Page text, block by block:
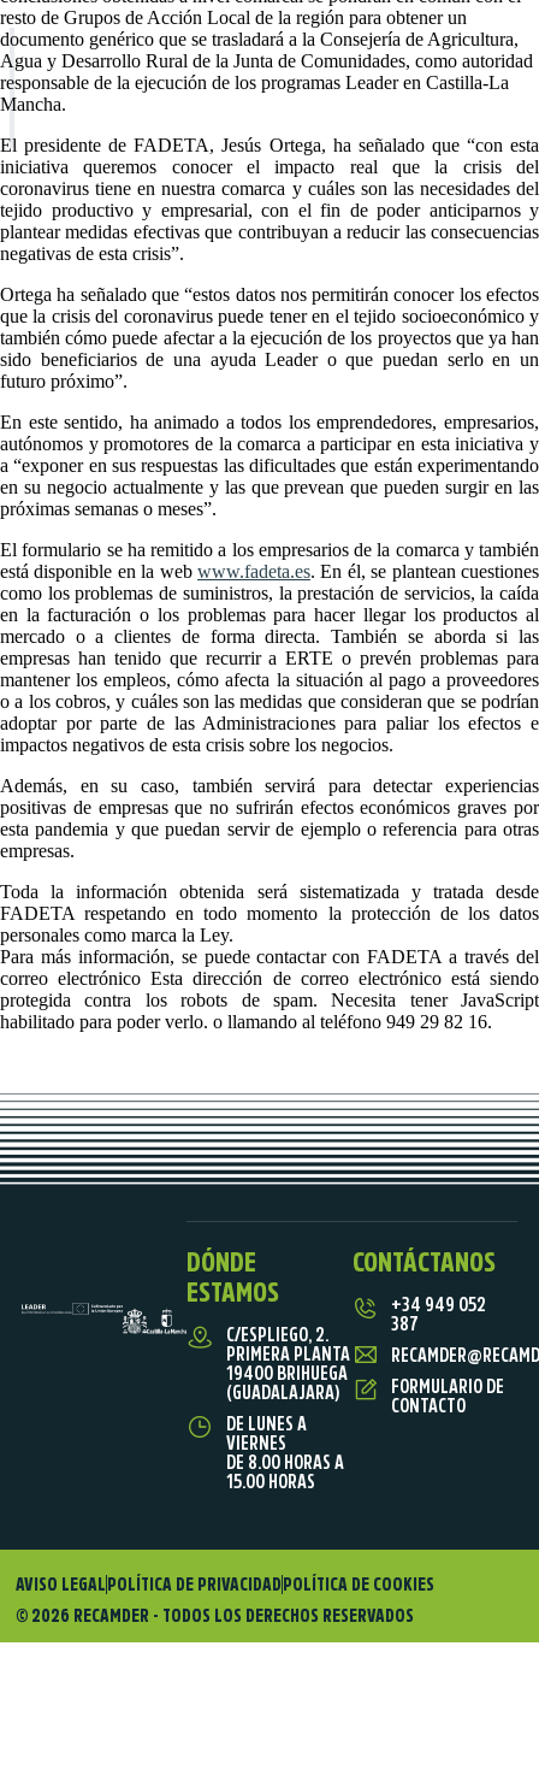
resto de Grupos de Acción Local de la región para obtener un
documento genérico que se trasladará a la Consejería de Agricultura,
Agua y Desarrollo Rural de la Junta de Comunidades, como autoridad
responsable de la ejecución de los programas Leader en Castilla-La
Mancha.
El presidente de FADETA, Jesús Ortega, ha señalado que “con esta
iniciativa queremos conocer el impacto real que la crisis del
coronavirus tiene en nuestra comarca y cuáles son las necesidades del
tejido productivo y empresarial, con el fin de poder anticiparnos y
plantear medidas efectivas que contribuyan a reducir las consecuencias
negativas de esta crisis”.
Ortega ha señalado que “estos datos nos permitirán conocer los efectos
que la crisis del coronavirus puede tener en el tejido socioeconómico y
también cómo puede afectar a la ejecución de los proyectos que ya han
sido beneficiarios de una ayuda Leader o que puedan serlo en un
futuro próximo”.
En este sentido, ha animado a todos los emprendedores, empresarios,
autónomos y promotores de la comarca a participar en esta iniciativa y
a “exponer en sus respuestas las dificultades que están experimentando
en su negocio actualmente y las que prevean que pueden surgir en las
próximas semanas o meses”.
El formulario se ha remitido a los empresarios de la comarca y también
está disponible en la web www.fadeta.es. En él, se plantean cuestiones
como los problemas de suministros, la prestación de servicios, la caída
en la facturación o los problemas para hacer llegar los productos al
mercado o a clientes de forma directa. También se aborda si las
empresas han tenido que recurrir a ERTE o prevén problemas para
mantener los empleos, cómo afecta la situación al pago a proveedores
o a los cobros, y cuáles son las medidas que consideran que se podrían
adoptar por parte de las Administraciones para paliar los efectos e
impactos negativos de esta crisis sobre los negocios.
Además, en su caso, también servirá para detectar experiencias
positivas de empresas que no sufrirán efectos económicos graves por
esta pandemia y que puedan servir de ejemplo o referencia para otras
empresas.
Toda la información obtenida será sistematizada y tratada desde
FADETA respetando en todo momento la protección de los datos
personales como marca la Ley.
Para más información, se puede contactar con FADETA a través del
correo electrónicoEsta dirección de correo electrónico está siendo
protegida contra los robots de spam. Necesita tener JavaScript
habilitado para poder verlo. o llamando al teléfono 949 29 82 16.
DÓNDE
ESTAMOS
C/ESPLIEGO, 2.
PRIMERA PLANTA
19400 BRIHUEGA
(GUADALAJARA)
DE LUNES A
VIERNES
DE 8.00 HORAS A
15.00 HORAS
CONTÁCTANOS
+34 949 052
387
FORMULARIO DE
CONTACTO
© 2026 RECAMDER - TODOS LOS DERECHOS RESERVADOS
AVISO LEGAL POLÍTICA DE PRIVACIDAD POLÍTICA DE COOKIES